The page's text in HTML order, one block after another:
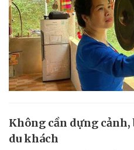
Không cần dựng
du khách